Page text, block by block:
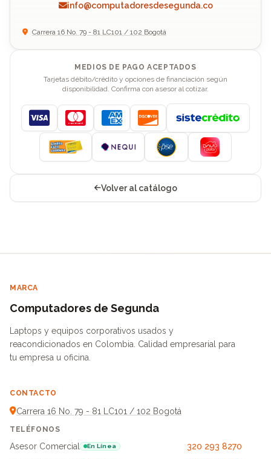
info@computadoresdesegunda.co
Carrera 16 No. 79 - 81 LC101 / 102 Bogotá
MEDIOS DE PAGO ACEPTADOS
Tarjetas débito/crédito y opciones de financiación según
disponibilidad. Confirma con asesor al cotizar.
Visa MastercardAmerican Express
Discover
Volver al catálogo
MARCA
Computadores de Segunda
Laptops y equipos corporativos usados y
reacondicionados en Colombia. Calidad empresarial para
tu empresa u oficina.
CONTACTO
Carrera 16 No. 79 - 81 LC101 / 102 Bogotá
TELÉFONOS
Asesor Comercial En Línea
320 293 8270